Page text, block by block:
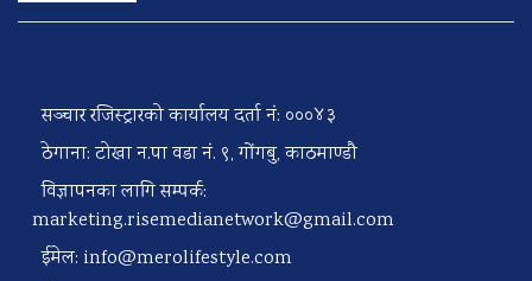
सञ्चार रजिस्ट्रारको कार्यालय दर्ता नं: ०००४३
ठेगाना: टोखा न.पा वडा नं. ९, गोंगबु, काठमाण्डौ
विज्ञापनका लागि सम्पर्क:
marketing.risemedianetwork@gmail.com
ईमेल: info@merolifestyle.com